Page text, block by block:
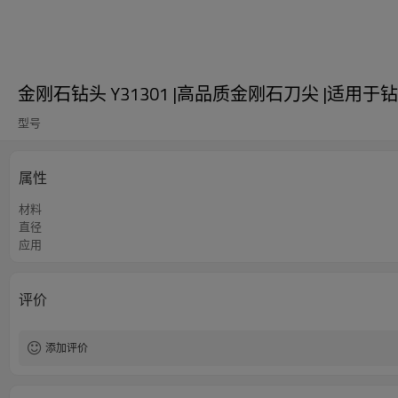
金刚石钻头 Y31301 |高品质金刚石刀尖 |适用于
型号
属性
材料
直径
应用
评价
添加评价